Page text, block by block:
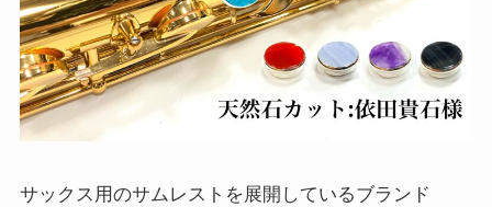
サックス用のサムレストを展開しているブランド